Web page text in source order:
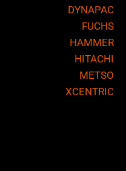
DYNAPAC
FUCHS
HAMMER
HITACHI
METSO
XCENTRIC